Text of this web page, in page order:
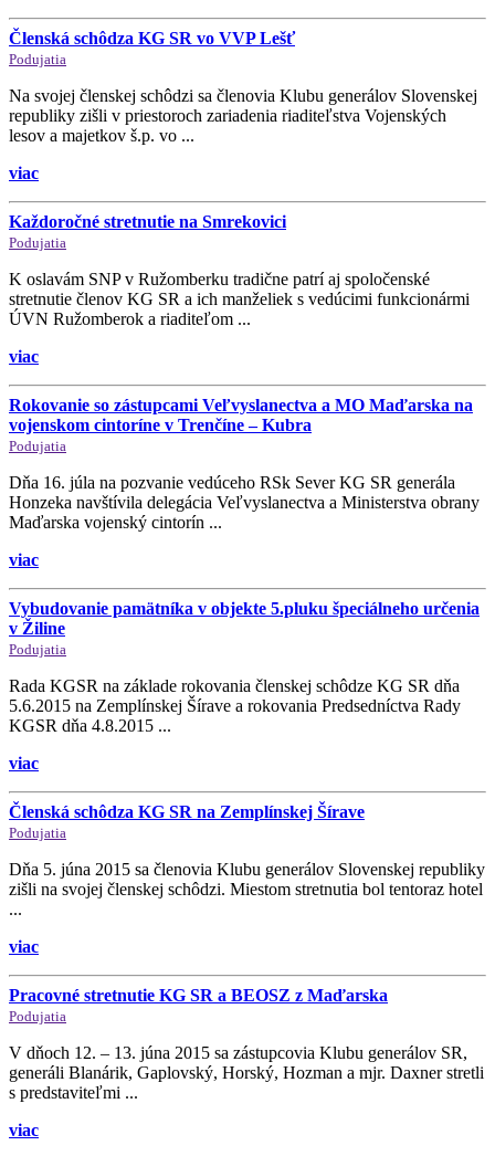
Členská schôdza KG SR vo VVP Lešť
Podujatia
Na svojej členskej schôdzi sa členovia Klubu generálov Slovenskej
republiky zišli v priestoroch zariadenia riaditeľstva Vojenských
lesov a majetkov š.p. vo ...
viac
Každoročné stretnutie na Smrekovici
Podujatia
K oslavám SNP v Ružomberku tradične patrí aj spoločenské
stretnutie členov KG SR a ich manželiek s vedúcimi funkcionármi
ÚVN Ružomberok a riaditeľom ...
viac
Rokovanie so zástupcami Veľvyslanectva a MO Maďarska na
vojenskom cintoríne v Trenčíne – Kubra
Podujatia
Dňa 16. júla na pozvanie vedúceho RSk Sever KG SR generála
Honzeka navštívila delegácia Veľvyslanectva a Ministerstva obrany
Maďarska vojenský cintorín ...
viac
Vybudovanie pamätníka v objekte 5.pluku špeciálneho určenia
v Žiline
Podujatia
Rada KGSR na základe rokovania členskej schôdze KG SR dňa
5.6.2015 na Zemplínskej Šírave a rokovania Predsedníctva Rady
KGSR dňa 4.8.2015 ...
viac
Členská schôdza KG SR na Zemplínskej Šírave
Podujatia
Dňa 5. júna 2015 sa členovia Klubu generálov Slovenskej republiky
zišli na svojej členskej schôdzi. Miestom stretnutia bol tentoraz hotel
...
viac
Pracovné stretnutie KG SR a BEOSZ z Maďarska
Podujatia
V dňoch 12. – 13. júna 2015 sa zástupcovia Klubu generálov SR,
generáli Blanárik, Gaplovský, Horský, Hozman a mjr. Daxner stretli
s predstaviteľmi ...
viac